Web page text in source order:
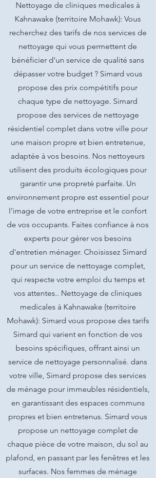
Nettoyage de cliniques medicales à
Kahnawake (territoire Mohawk): Vous
recherchez des tarifs de nos services de
nettoyage qui vous permettent de
bénéficier d'un service de qualité sans
dépasser votre budget ? Simard vous
propose des prix compétitifs pour
chaque type de nettoyage. Simard
propose des services de nettoyage
résidentiel complet dans votre ville pour
une maison propre et bien entretenue,
adaptée à vos besoins. Nos nettoyeurs
utilisent des produits écologiques pour
garantir une propreté parfaite. Un
environnement propre est essentiel pour
l'image de votre entreprise et le confort
de vos occupants. Faites confiance à nos
experts pour gérer vos besoins
d'entretien ménager. Choisissez Simard
pour un service de nettoyage complet,
qui respecte votre emploi du temps et
vos attentes.. Nettoyage de cliniques
medicales à Kahnawake (territoire
Mohawk): Simard vous propose des tarifs
Simard qui varient en fonction de vos
besoins spécifiques, offrant ainsi un
service de nettoyage personnalisé. dans
votre ville, Simard propose des services
de ménage pour immeubles résidentiels,
en garantissant des espaces communs
propres et bien entretenus. Simard vous
propose un nettoyage complet de
chaque pièce de votre maison, du sol au
plafond, en passant par les fenêtres et les
surfaces. Nos femmes de ménage